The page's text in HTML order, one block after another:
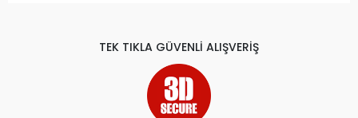
TEK TIKLA GÜVENLİ ALIŞVERİŞ